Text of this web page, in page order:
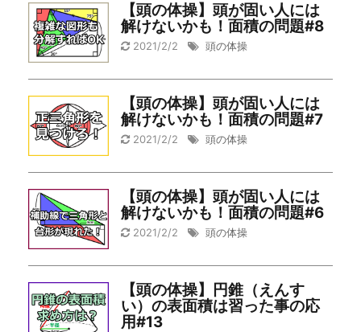
【頭の体操】頭が固い人には
解けないかも！面積の問題#8
2021/2/2 頭の体操
【頭の体操】頭が固い人には
解けないかも！面積の問題#7
2021/2/2 頭の体操
【頭の体操】頭が固い人には
解けないかも！面積の問題#6
2021/2/2 頭の体操
【頭の体操】円錐（えんす
い）の表面積は習った事の応
用#13